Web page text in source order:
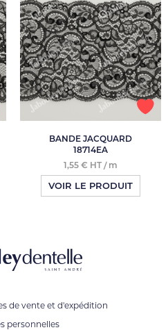
BANDE JACQUARD
18714EA
1,55 € HT / m
VOIR LE PRODUIT
de vente et d'expédition
personnelles